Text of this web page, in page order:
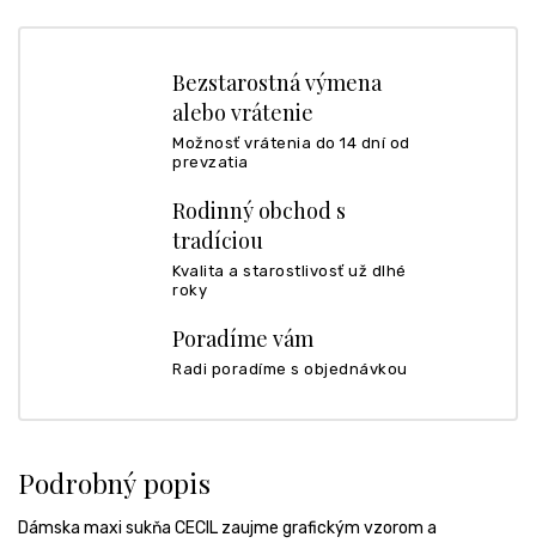
Bezstarostná výmena
alebo vrátenie
Možnosť vrátenia do 14 dní od
prevzatia
Rodinný obchod s
tradíciou
Kvalita a starostlivosť už dlhé
roky
Poradíme vám
Radi poradíme s objednávkou
Podrobný popis
Dámska maxi sukňa CECIL zaujme grafickým vzorom a